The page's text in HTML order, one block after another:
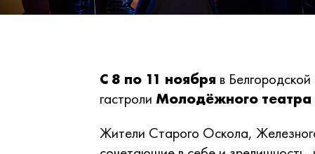
С 8 по 11 ноября в
гастроли Молодёжного
Жители Старого Оскола,